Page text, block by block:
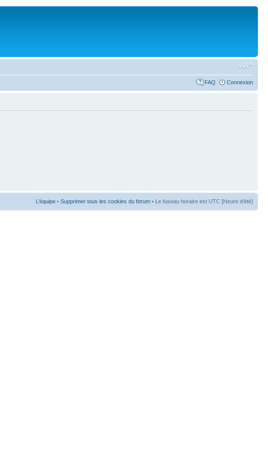
FAQ Connexion
L’équipe • Supprimer tous les cookies du forum • Le fuseau horaire est UTC [Heure d’été]